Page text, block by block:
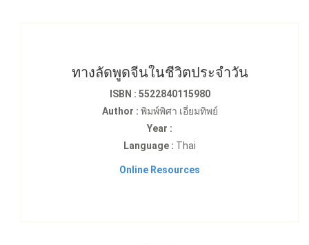
ทางลัดพูดจีนในชีวิตประจำวัน
ISBN : 5522840115980
Author : พิมพ์พิศา เอี่ยมทิพย์
Year :
Language : Thai
Online Resources